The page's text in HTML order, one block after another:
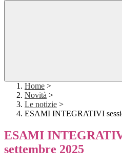
Home >
Novità >
Le notizie >
ESAMI INTEGRATIVI
ESAMI
settembre 2025